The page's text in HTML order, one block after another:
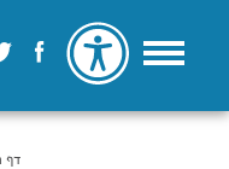
דף